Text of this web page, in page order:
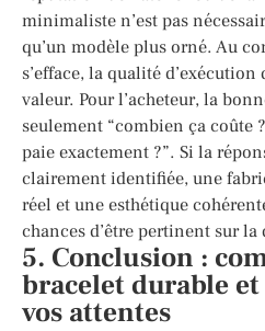
minimaliste n’est pas
qu’un modèle plus orné. Au
s’efface, la qualité
valeur. Pour l’acheteur, la
seulement “combien ça coûte
paie exactement ?”. Si la
clairement identifiée, une
réel et une esthétique
chances d’être pertinent sur la
5. Conclusion :
bracelet durable
vos attentes